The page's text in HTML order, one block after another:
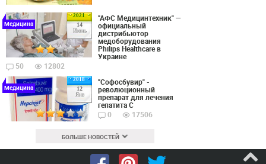
2021
14
Июнь
Медицина
"АФС Медицинтехник" —
официальный
дистрибьютор
медоборудования
Philips Healthcare в
Украине
50
12802
2018
12
Янв
Медицина
"Софосбувир" -
революционный
препарат для лечения
гепатита С
0
17506
БОЛЬШЕ НОВОСТЕЙ